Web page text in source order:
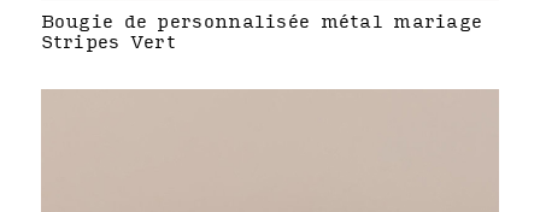
Bougie de personnalisée métal mariage
Stripes Vert